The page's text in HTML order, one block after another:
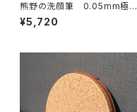
熊野の洗顔筆 0.05mm極細
毛が5万本！毛穴0.2mmをクリ
アに
¥5,720